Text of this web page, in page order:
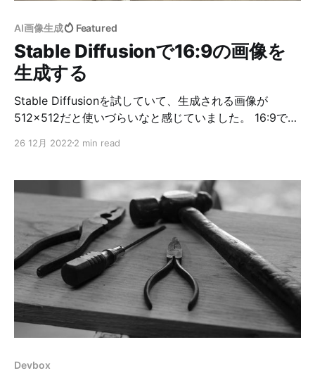
AI画像生成 Featured
Stable Diffusionで16:9の画像を
生成する
Stable Diffusionを試していて、生成される画像が
512x512だと使いづらいなと感じていました。 16:9で出
方法を残しておきます。 まず結論から --Wで幅を896に
scripts/txt2img.py --W 896 --H 512 --prompt "a
photograph of an astronaut riding a horse" --plms --
ckpt models/ldm/stable-diffusion-v1/sd-v1-4.ckpt 厳
密に言えば、16:9ではなく、16:9.143ぐらいです。
896x504にすると16:9になるので、厳密に16:9の画像を
使いたい場合は、生成した画像をPhotoshop等で加工す
る必要があります。
26 12月 2022 2 min read
Devbox